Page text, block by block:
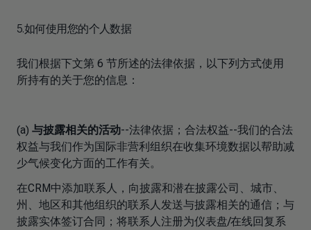
5.如何使用您的个人数据
我们根据下文第 6 节所述的法律依据，以下列方式使用
所持有的关于您的信息：
(a) 与披露相关的活动--法律依据；合法权益--我们的合法
权益与我们作为国际非营利组织在收集环境数据以帮助减
少气候变化方面的工作有关。
在CRM中添加联系人，向披露和潜在披露公司、城市、
州、地区和其他组织的联系人发送与披露相关的通信；与
披露实体签订合同；将联系人注册为仪表盘/在线回复系